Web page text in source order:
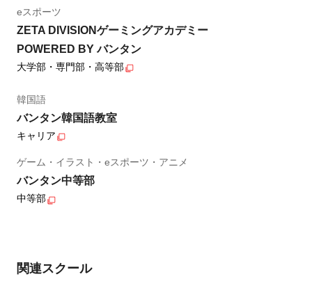
eスポーツ
ZETA DIVISIONゲーミングアカデミー
POWERED BY バンタン
大学部・専門部・高等部
韓国語
バンタン韓国語教室
キャリア
ゲーム・イラスト・eスポーツ・アニメ
バンタン中等部
中等部
関連スクール